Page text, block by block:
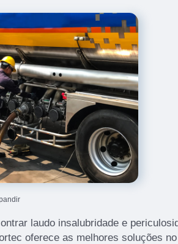
laudo insalubridade e
oferece as melhores soluções